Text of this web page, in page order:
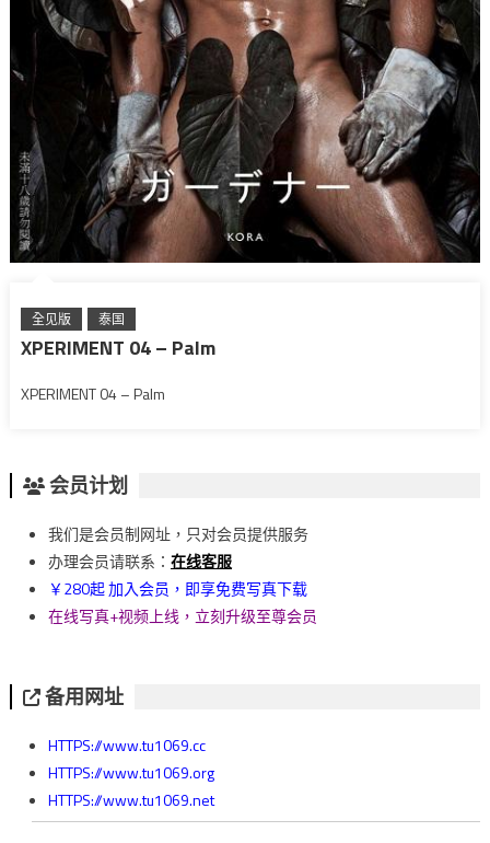
全见版 泰国
XPERIMENT 04 – Palm
XPERIMENT 04 – Palm
会员计划
我们是会员制网址，只对会员提供服务
办理会员请联系： 在线客服
￥280起 加入会员，即享免费写真下载
在线写真+视频上线，立刻升级至尊会员
备用网址
HTTPS://www.tu1069.cc
HTTPS://www.tu1069.org
HTTPS://www.tu1069.net